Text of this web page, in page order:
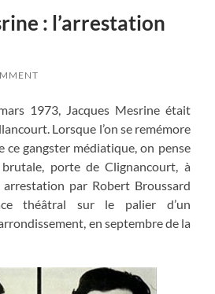
: l’arrestation
1973, Jacques Mesrine était
Lorsque l’on se remémore
ce gangster médiatique, on pense
porte de Clignancourt, à
par Robert Broussard
théâtral sur le palier d’un
en septembre de la